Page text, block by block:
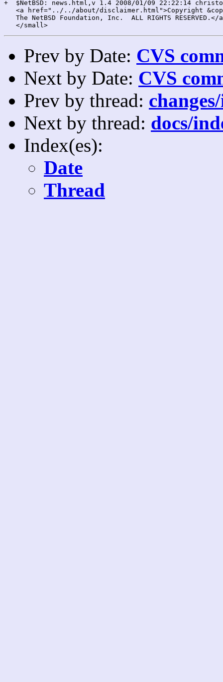
+  $NetBSD: news.html,v 1.4 2008/01/09 22:22:14
<a href="../../about/disclaimer.html">Copyright
The NetBSD Foundation, Inc.  ALL RIGHTS RESERVED.</
Prev by Date: CVS
Next by Date: CVS
Prev by thread:
Next by thread: docs/
Index(es):
Date
Thread